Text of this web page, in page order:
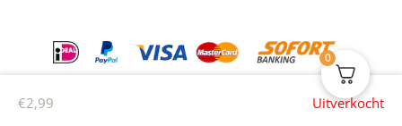
€2,99 Uitverkocht
0